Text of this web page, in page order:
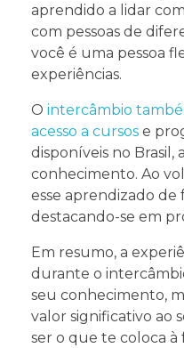
aprendido a lidar
com pessoas de
você é uma pessoa
experiências.
O intercâmbio
acesso a cursos e
disponíveis no Brasil,
conhecimento. Ao
esse aprendizado de
destacando-se em
Em resumo, a
durante o
seu conhecimento,
valor significativo ao
ser o que te coloca